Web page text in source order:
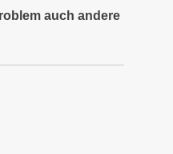
auch andere